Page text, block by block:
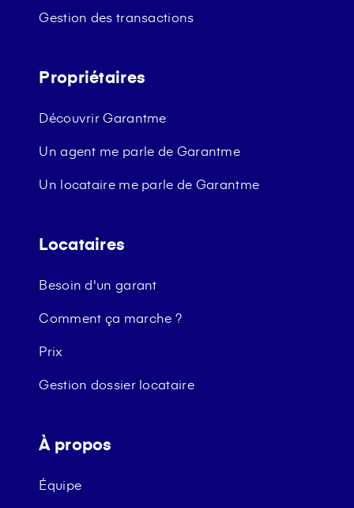
Gestion des transactions
Propriétaires
Découvrir Garantme
Un agent me parle de Garantme
Un locataire me parle de Garantme
Locataires
Besoin d'un garant
Comment ça marche ?
Prix
Gestion dossier locataire
À propos
Équipe